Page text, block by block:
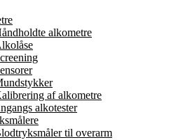
alkometre
af alkometre
alkotester
til overarm